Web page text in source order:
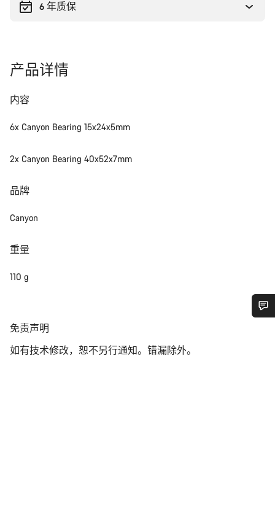
6 年质保
产品详情
内容
6x Canyon Bearing 15x24x5mm
2x Canyon Bearing 40x52x7mm
品牌
Canyon
重量
110 g
免
声
免责声明
如有技术修改，恕不另行通知。错漏除外。
您需要帮助吗？